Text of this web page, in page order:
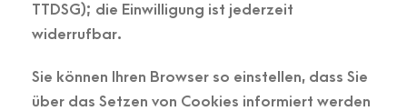
TTDSG); die Einwilligung ist jederzeit
widerrufbar.
Sie können Ihren Browser so einstellen, dass Sie
über das Setzen von Cookies informiert werden